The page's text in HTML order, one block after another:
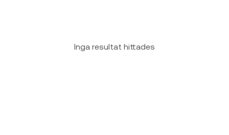
Inga resultat hittades